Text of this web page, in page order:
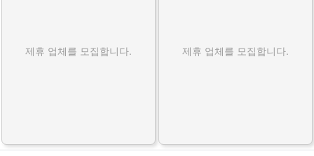
제휴 업체를 모집합니다. 제휴 업체를 모집합니다.